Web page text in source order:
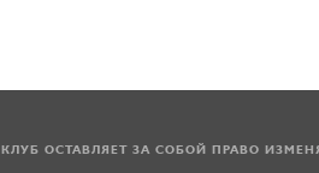
КЛУБ ОСТАВЛЯЕТ ЗА СОБОЙ ПРАВО